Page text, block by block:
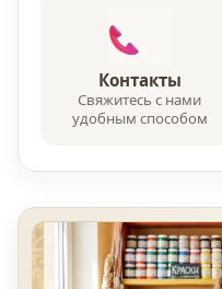
Контакты
Свяжитесь с нами
удобным способом